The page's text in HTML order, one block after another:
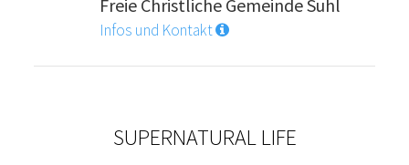
Freie Christliche Gemeinde Suhl
Infos und Kontakt
SUPERNATURAL LIFE